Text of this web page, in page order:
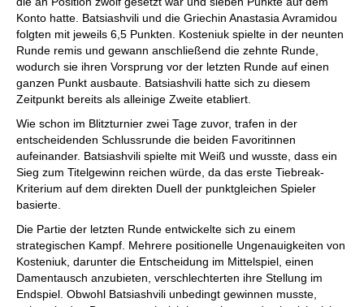
Konto hatte. Batsiashvili und die Griechin Anastasia Avramidou
folgten mit jeweils 6,5 Punkten. Kosteniuk spielte in der neunten
Runde remis und gewann anschließend die zehnte Runde,
wodurch sie ihren Vorsprung vor der letzten Runde auf einen
ganzen Punkt ausbaute. Batsiashvili hatte sich zu diesem
Zeitpunkt bereits als alleinige Zweite etabliert.
Wie schon im Blitzturnier zwei Tage zuvor, trafen in der
entscheidenden Schlussrunde die beiden Favoritinnen
aufeinander. Batsiashvili spielte mit Weiß und wusste, dass ein
Sieg zum Titelgewinn reichen würde, da das erste Tiebreak-
Kriterium auf dem direkten Duell der punktgleichen Spieler
basierte.
Die Partie der letzten Runde entwickelte sich zu einem
strategischen Kampf. Mehrere positionelle Ungenauigkeiten von
Kosteniuk, darunter die Entscheidung im Mittelspiel, einen
Damentausch anzubieten, verschlechterten ihre Stellung im
Endspiel. Obwohl Batsiashvili unbedingt gewinnen musste,